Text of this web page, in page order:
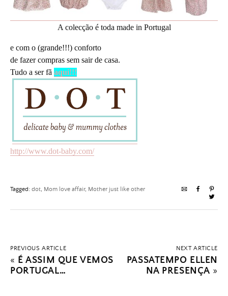
A colecção é toda made in Portugal
e com o (grande!!!) conforto
de fazer compras sem sair de casa.
Tudo a ser fã aqui!!!
http://www.dot-baby.com/
Tagged: dot, Mom love affair, Mother just like other
PREVIOUS ARTICLE
« É ASSIM QUE VEMOS
PORTUGAL…
NEXT ARTICLE
PASSATEMPO ELLEN
NA PRESENÇA »